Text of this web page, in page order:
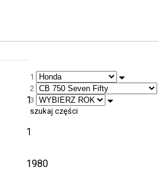
1
2
3
szukaj części
1970
1975
1980